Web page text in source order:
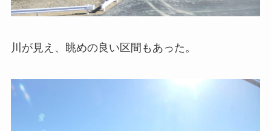
川が見え、眺めの良い区間もあった。